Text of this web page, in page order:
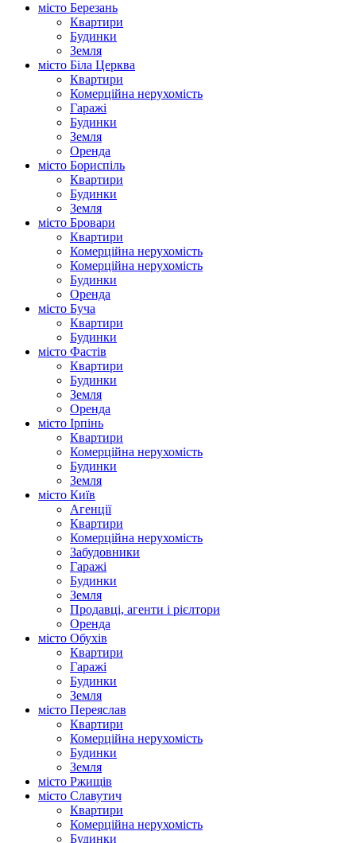
місто Березань
Квартири
Будинки
Земля
місто Біла Церква
Квартири
Комерційна нерухомість
Гаражі
Будинки
Земля
Оренда
місто Бориспіль
Квартири
Будинки
Земля
місто Бровари
Квартири
Комерційна нерухомість
Комерційна нерухомість
Будинки
Оренда
місто Буча
Квартири
Будинки
місто Фастів
Квартири
Будинки
Земля
Оренда
місто Ірпінь
Квартири
Комерційна нерухомість
Будинки
Земля
місто Київ
Агенції
Квартири
Комерційна нерухомість
Забудовники
Гаражі
Будинки
Земля
Продавці, агенти і рієлтори
Оренда
місто Обухів
Квартири
Гаражі
Будинки
Земля
місто Переяслав
Квартири
Комерційна нерухомість
Будинки
Земля
місто Ржищів
місто Славутич
Квартири
Комерційна нерухомість
Будинки